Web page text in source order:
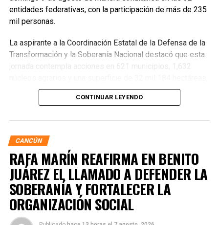
entidades federativas, con la participación de más de 235
mil personas.
La aspirante a la Coordinación Estatal de la Defensa de la
Transformación y la Soberanía Nacional destacó que esta
jornada contempla acciones en 621 municipios, 1,632
donde se plantarán más de 6.6 millones de árboles,
arbustos y plantas herbáceas, además de la dispersión de
desafíos ambientales del país, que cada año pierde más
de 203 mil hectáreas por deforestación y enfrenta daños
por incendios, plagas y enfermedades.
CONTINUAR LEYENDO
CANCÚN
RAFA MARÍN REAFIRMA EN BENITO
JUÁREZ EL LLAMADO A DEFENDER LA
SOBERANÍA Y FORTALECER LA
ORGANIZACIÓN SOCIAL